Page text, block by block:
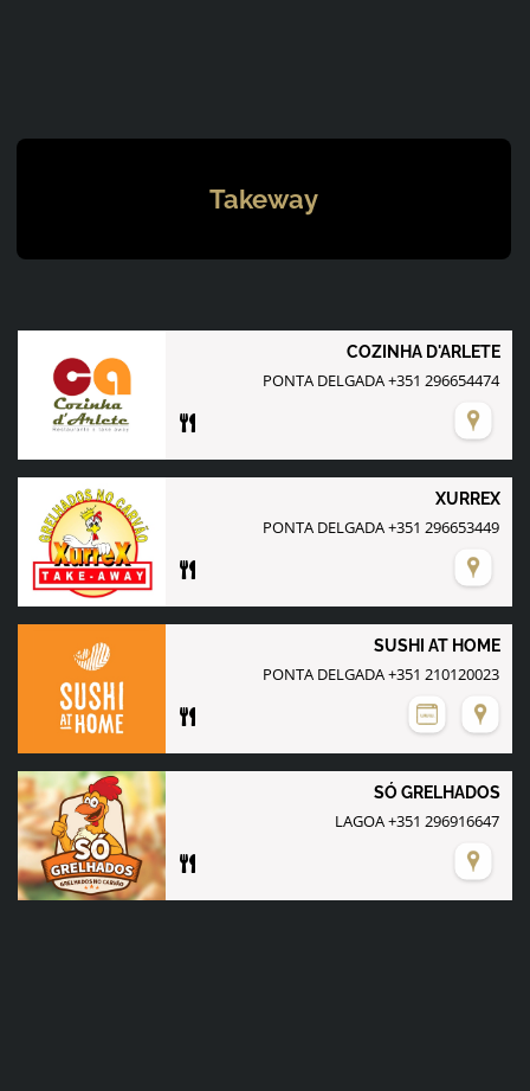
Takeway
COZINHA D'ARLETE
PONTA DELGADA +351 296654474
XURREX
PONTA DELGADA +351 296653449
SUSHI AT HOME
PONTA DELGADA +351 210120023
SÓ GRELHADOS
LAGOA +351 296916647